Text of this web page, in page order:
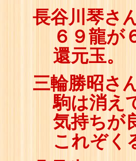
長谷川琴さ
６９龍が
還元玉。
三輪勝昭さ
駒は消え
気持ちが
これぞく